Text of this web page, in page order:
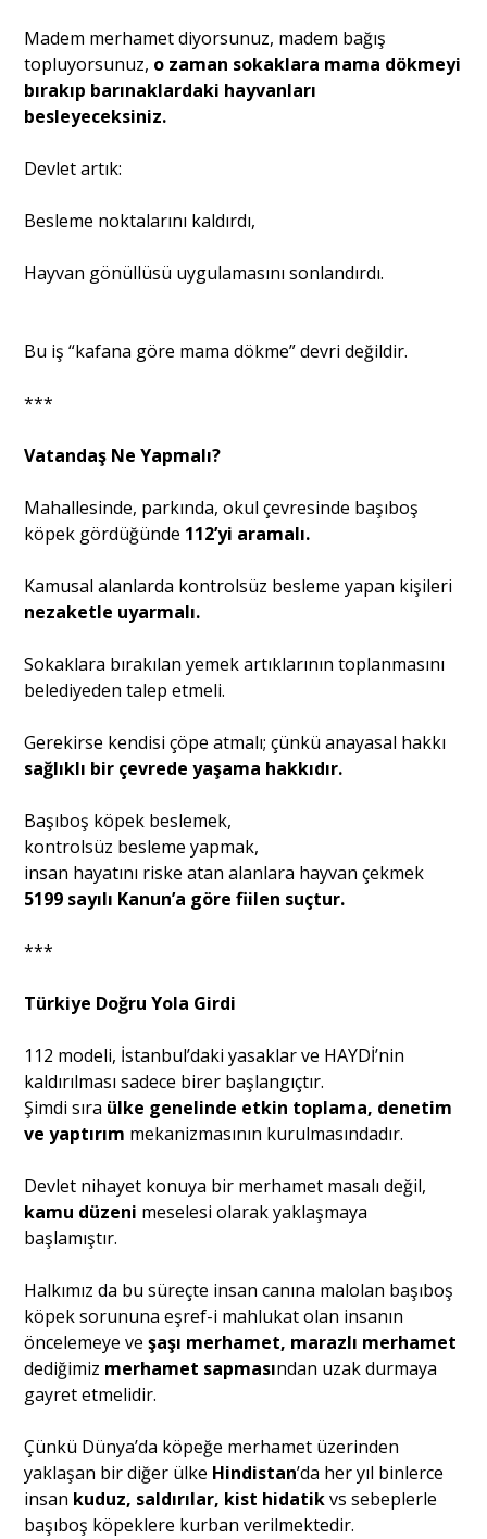
Madem merhamet diyorsunuz, madem bağış
topluyorsunuz, o zaman sokaklara mama dökmeyi
bırakıp barınaklardaki hayvanları
besleyeceksiniz.
Devlet artık:
Besleme noktalarını kaldırdı,
Hayvan gönüllüsü uygulamasını sonlandırdı.
Bu iş “kafana göre mama dökme” devri değildir.
***
Vatandaş Ne Yapmalı?
Mahallesinde, parkında, okul çevresinde başıboş
köpek gördüğünde 112’yi aramalı.
Kamusal alanlarda kontrolsüz besleme yapan kişileri
nezaketle uyarmalı.
Sokaklara bırakılan yemek artıklarının toplanmasını
belediyeden talep etmeli.
Gerekirse kendisi çöpe atmalı; çünkü anayasal hakkı
sağlıklı bir çevrede yaşama hakkıdır.
Başıboş köpek beslemek,
kontrolsüz besleme yapmak,
insan hayatını riske atan alanlara hayvan çekmek
5199 sayılı Kanun’a göre fiilen suçtur.
***
Türkiye Doğru Yola Girdi
112 modeli, İstanbul’daki yasaklar ve HAYDİ’nin
kaldırılması sadece birer başlangıçtır.
Şimdi sıra ülke genelinde etkin toplama, denetim
ve yaptırım mekanizmasının kurulmasındadır.
Devlet nihayet konuya bir merhamet masalı değil,
kamu düzeni meselesi olarak yaklaşmaya
başlamıştır.
Halkımız da bu süreçte insan canına malolan başıboş
köpek sorununa eşref-i mahlukat olan insanın
öncelemeye ve şaşı merhamet, marazlı merhamet
dediğimiz merhamet sapmasından uzak durmaya
gayret etmelidir.
Çünkü Dünya’da köpeğe merhamet üzerinden
yaklaşan bir diğer ülke Hindistan’da her yıl binlerce
insan kuduz, saldırılar, kist hidatikvs sebeplerle
başıboş köpeklere kurban verilmektedir.